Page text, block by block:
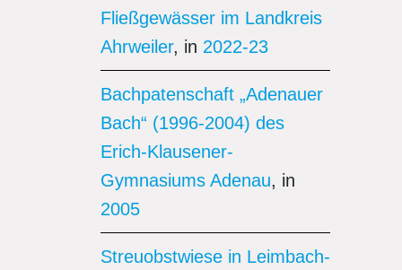
Fließgewässer im Landkreis
Ahrweiler, in 2022-23
Bachpatenschaft „Adenauer
Bach“ (1996-2004) des
Erich-Klausener-
Gymnasiums Adenau, in
2005
Streuobstwiese in Leimbach-